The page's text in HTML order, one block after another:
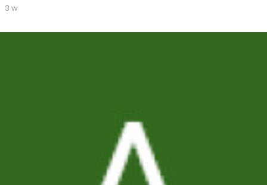
ျှပ်စစ်မီးတည်ငြိမ်မယ်၊ လယ်သမားတွေခေတ်မီနည်းပညာနဲ့သီးနှံ
3 w